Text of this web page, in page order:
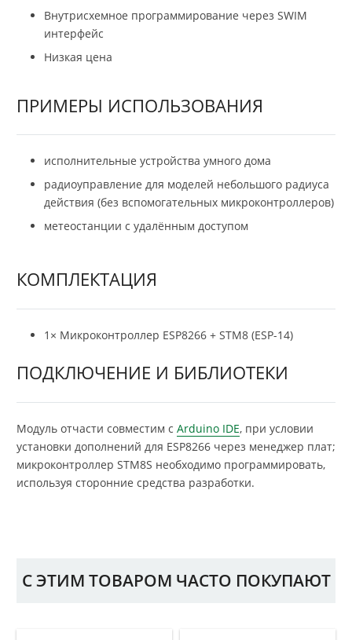
Внутрисхемное программирование через SWIM
интерфейс
Низкая цена
ПРИМЕРЫ ИСПОЛЬЗОВАНИЯ
исполнительные устройства умного дома
радиоуправление для моделей небольшого радиуса
действия (без вспомогательных микроконтроллеров)
метеостанции с удалённым доступом
КОМПЛЕКТАЦИЯ
1× Микроконтроллер ESP8266 + STM8 (ESP-14)
ПОДКЛЮЧЕНИЕ И БИБЛИОТЕКИ
Модуль отчасти совместим с Arduino IDE, при условии
установки дополнений для ESP8266 через менеджер плат;
микроконтроллер STM8S необходимо программировать,
используя сторонние средства разработки.
С ЭТИМ ТОВАРОМ ЧАСТО ПОКУПАЮТ